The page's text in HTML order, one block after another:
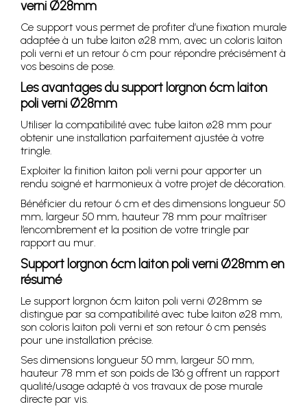
verni Ø28mm
Ce support vous permet de profiter d’une fixation murale
adaptée à un tube laiton ø28 mm, avec un coloris laiton
poli verni et un retour 6 cm pour répondre précisément à
vos besoins de pose.
Les avantages du support lorgnon 6cm laiton
poli verni Ø28mm
Utiliser la compatibilité avec tube laiton ø28 mm pour
obtenir une installation parfaitement ajustée à votre
tringle.
Exploiter la finition laiton poli verni pour apporter un
rendu soigné et harmonieux à votre projet de décoration.
Bénéficier du retour 6 cm et des dimensions longueur 50
mm, largeur 50 mm, hauteur 78 mm pour maîtriser
l’encombrement et la position de votre tringle par
rapport au mur.
Support lorgnon 6cm laiton poli verni Ø28mm en
résumé
Le support lorgnon 6cm laiton poli verni Ø28mm se
distingue par sa compatibilité avec tube laiton ø28 mm,
son coloris laiton poli verni et son retour 6 cm pensés
pour une installation précise.
Ses dimensions longueur 50 mm, largeur 50 mm,
hauteur 78 mm et son poids de 136 g offrent un rapport
qualité/usage adapté à vos travaux de pose murale
directe par vis.